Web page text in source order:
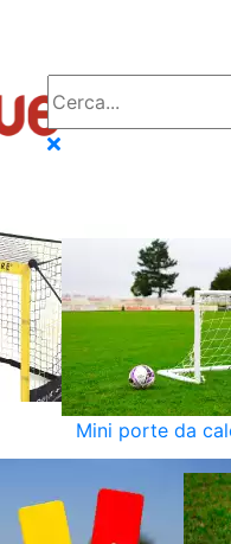
Mini porte da